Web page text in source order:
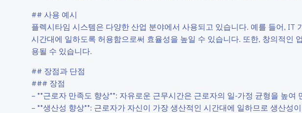
## 사용 예시
플렉시타임 시스템은 다양한 산업 분야에서 사용되고 있습니다. 예를 들어, IT
시간대에 일하도록 허용함으로써 효율성을 높일 수 있습니다. 또한, 창의적인
용될 수 있습니다.
## 장점과 단점
### 장점
– **근로자 만족도 향상**: 자유로운 근무시간은 근로자의 일-가정 균형을 높여
– **생산성 향상**: 근로자가 자신이 가장 생산적인 시간대에 일하므로 생산성